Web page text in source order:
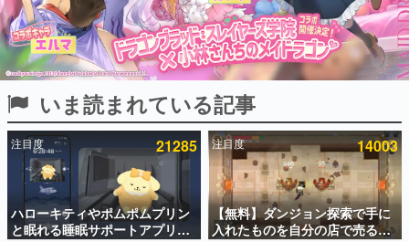
インタビュー
連載・特集一覧
殿堂入り記事
SNS拡散数が数千以上！ ページビュー数万以上！ などな
ど。多くの人々に読まれた、電ファミ渾身の“殿堂入り”記
事をまとめました。
ゲームの企画書
名作ゲームクリエイターの方々に製作時のエピソードをお
聞きし、ヒットする企画（ゲーム）とは何か？を探ってい
きます。
いま読まれている記事
注目度 21285
ハローキティやポムポムプリン
と眠れる睡眠サポートアプリ
注目度 14003
【無料】ダンジョン探索で手に
入れたものを自分の店で売るゲ